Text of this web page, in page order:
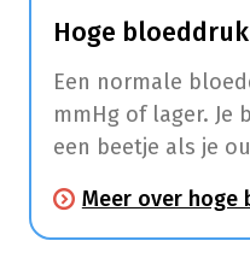
Hoge
Een normale
mmHg of lager. Je
een beetje als je
over hypertensie
bloeddruk. De bloeddruk wordt dus
Meer over hoge